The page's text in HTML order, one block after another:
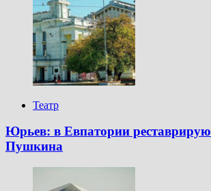
Театр
Юрьев: в Евпатории
Пушкина